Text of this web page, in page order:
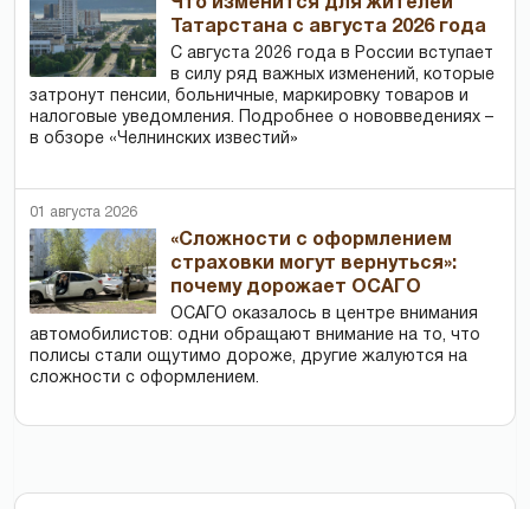
Что изменится для жителей
Татарстана с августа 2026 года
С августа 2026 года в России вступает
в силу ряд важных изменений, которые
затронут пенсии, больничные, маркировку товаров и
налоговые уведомления. Подробнее о нововведениях –
в обзоре «Челнинских известий»
01 августа 2026
«Сложности с оформлением
страховки могут вернуться»:
почему дорожает ОСАГО
ОСАГО оказалось в центре внимания
автомобилистов: одни обращают внимание на то, что
полисы стали ощутимо дороже, другие жалуются на
сложности с оформлением.